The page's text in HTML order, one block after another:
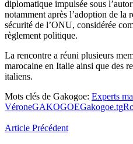
diplomatique impulsée sous
notamment après l’adoption de la
sécurité de l’ONU, considérée
règlement politique.
La rencontre a réuni plusieurs
marocaine en Italie ainsi que des
italiens.
Mots clés de Gakogoe: Experts
VéroneGAKOGOEGakogoe.tg
Article Précédent